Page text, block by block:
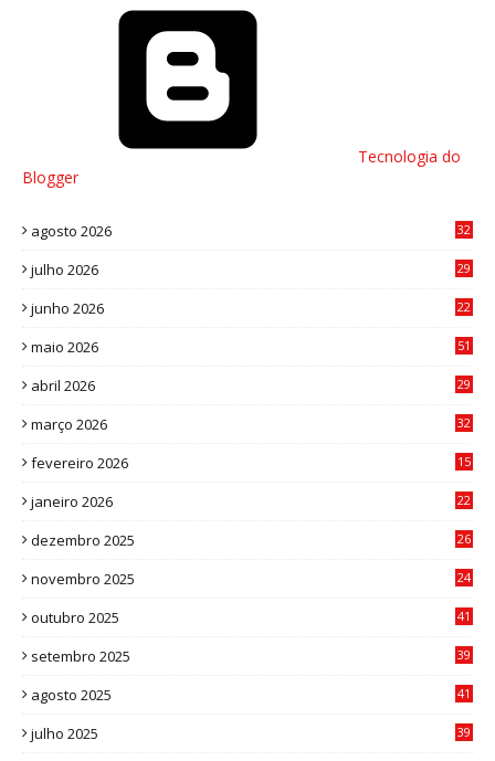
Tecnologia do
Blogger
agosto 2026 32
julho 2026
29
junho 2026
22
maio 2026
51
abril 2026
29
março 2026
32
fevereiro 2026
15
janeiro 2026
22
dezembro 2025
26
novembro 2025
24
outubro 2025
41
setembro 2025
39
agosto 2025
41
julho 2025
39